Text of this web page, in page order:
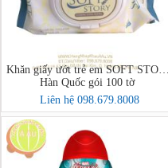
Khăn giấy ướt trẻ em SOFT STORY
Hàn Quốc gói 100 tờ
Liên hệ 098.679.8008